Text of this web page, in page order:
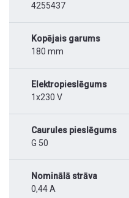
4255437
Kopējais garums
180 mm
Elektropieslēgums
1x230 V
Caurules pieslēgums
G 50
Nominālā strāva
0,44 A